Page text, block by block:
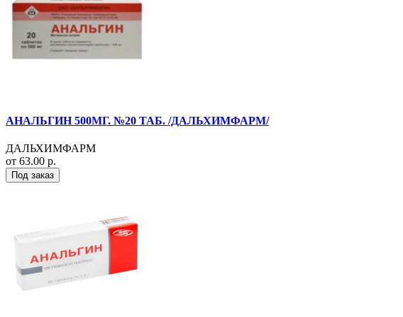
АНАЛЬГИН 500МГ. №20 ТАБ. /ДАЛЬХИМФАРМ/
ДАЛЬХИМФАРМ
от 63.00 р.
Под заказ